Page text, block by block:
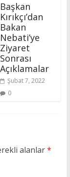
Başkan
Kırıkçı’dan
Bakan
Nebati’ye
Ziyaret
Sonrası
Açıklamalar
Şubat 7, 2022
0
alanlar*